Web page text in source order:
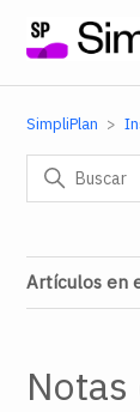
SimpliPlan
Artículos en
Notas